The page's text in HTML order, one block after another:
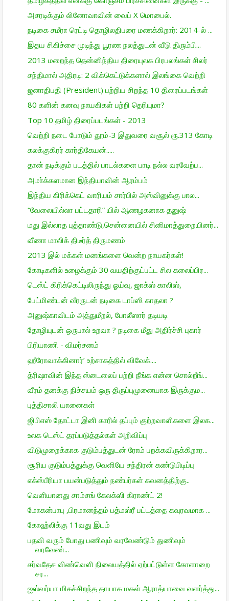
அசரடிக்கும் லினோவாவின் வைப் X மொபைல்.
நடிகை சமீரா ரெட்டி தொழிலதிபரை மணக்கிறார்: 2014-ல் ...
இதய சிகிச்சை முடிந்து பூரண நலத்துடன் வீடு திரும்பி...
2013 மறைந்த தென்னிந்திய திரையுலக பிரபலங்கள் சிலர்
சந்திமால் அதிரடி: 2 விக்கெட்டுக்களால் இலங்கை வெற்றி
ஜனாதிபதி (President) பற்றிய சிறந்த 10 திரைப்படங்கள்
80 களின் கனவு நாயகிகள் பற்றி தெரியுமா?
Top 10 தமிழ் திரைப்படங்கள் - 2013
வெற்றி நடை போடும் தூம்-3 இதுவரை வசூல் ரூ.313 கோடி
கலக்குகிரர் கார்திகேயன்.....
தான் நடிக்கும் படத்தில் பாடல்களை பாடி நல்ல வரவேற்ப...
அமா்க்களமான இந்தியாவின் ஆரம்பம்
இந்திய கிரிக்கெட் வாரியம் சார்பில் அஸ்வினுக்கு பால...
“வேலையில்லா பட்டதாரி” யில் ஆணழகனாக தனுஷ்
மது இல்லாத புத்தாண்டு,சென்னையில் சினிமாத்துறையினர்...
வீணா மாலிக் திடீர்த் திருமணம்
2013 இல் மக்கள் மனங்களை வென்ற நாயகர்கள்!
கோடிகளில் உழைக்கும் 30 வயதிற்குட்பட்ட சில கலைப்பிர...
டெஸ்ட் கிரிக்கெட்டிலிருந்து ஓய்வு, ஜாக்ஸ் காலிஸ்,
பேட்மிண்டன் வீரருடன் நடிகை டாப்ஸி காதலா ?
அனுஷ்காவிடம் அத்துமீறல், போலீஸார் தடியடி
தோழியுடன் ஒருபால் உறவா ? நடிகை மீது அதிர்ச்சி புகார்
பிரியாணி - விமர்சனம்
ஹீரோவாக்கினார்’ உற்சாகத்தில் விவேக்....
த்ரிஷாவின் இந்த ஸ்டைலைப் பற்றி நீங்க என்ன சொல்றீங்...
வீரம் தனக்கு நிச்சயம் ஒரு திருப்புமுனையாக இருக்கும...
புத்திசாலி யானைகள்
ஜிபிஎஸ் தோட்டா இனி காரில் தப்பும் குற்றவாளிகளை இலக...
உலக டெஸ்ட் தரப்படுத்தல்கள் அறிவிப்பு
விடுமுறைக்காக குடும்பத்துடன் ரோம் பறக்கவிருக்கிறார...
சூரிய குடும்பத்துக்கு வெளியே சந்திரன் கண்டுபிடிப்பு
எக்ஸ்பீரியா பயன்படுத்தும் நண்பர்கள் கவனத்திற்கு..
வெளியானது சாம்சங் கேலக்ஸி கிராண்ட் 2!
மோகன்பாபு ,பிரமானந்தம் பத்மஸ்ரீ பட்டத்தை கவுரவமாக ...
கோஹ்லிக்கு 11வது இடம்
பதவி வரும் போது பணிவும் வரவேண்டும் துணிவும்
வரவேண்...
சர்வதேச விண்வெளி நிலையத்தில் ஏற்பட்டுள்ள கோளாறை
சர...
ஐஸ்வர்யா மிகச்சிறந்த தாயாக மகள் ஆராத்யாவை வளர்த்து...